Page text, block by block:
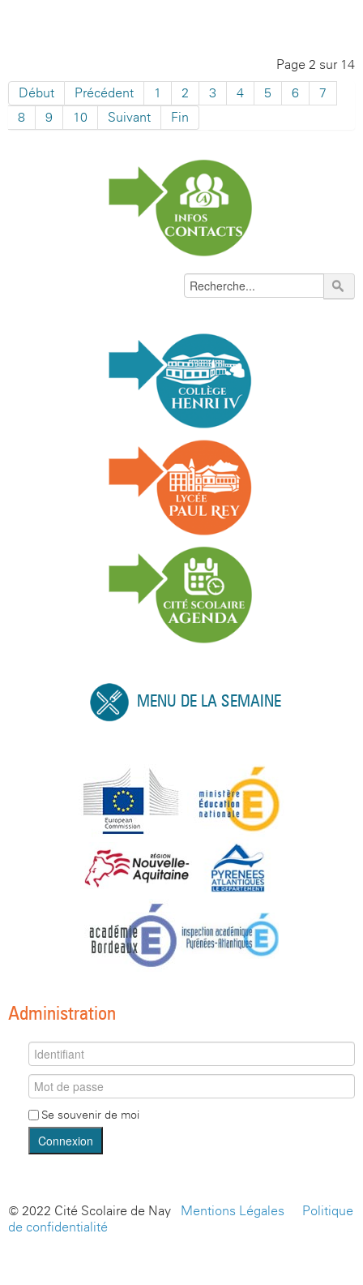
Page 2 sur 14
Début
Précédent 1 2 3 4 5 6
7
8
9 10 Suivant Fin
MENU DE LA SEMAINE
Administration
Se souvenir de moi
Connexion
© 2022 Cité Scolaire de Nay - Mentions Légales
Politique
de confidentialité